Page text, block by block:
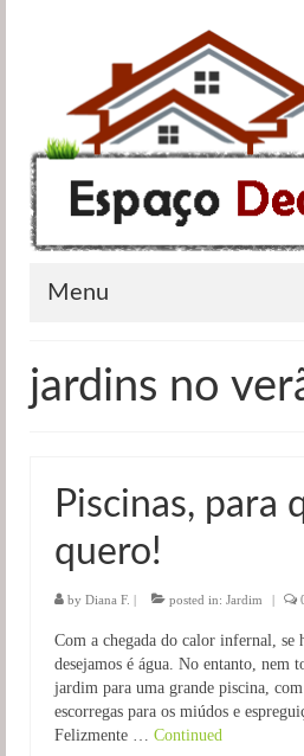
Menu
Casas de banho
Quartos
Salas
Jardim
jardins no
Piscinas, para
quero!
by Diana F. | posted in: Jardim |
Com a chegada do calor infernal, se
desejamos é água. No entanto, nem
jardim para uma grande piscina, com
escorregas para os miúdos e
Felizmente … Continued